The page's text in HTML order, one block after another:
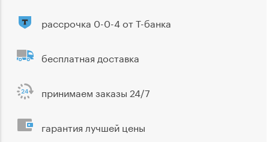
рассрочка 0-0-4 от Т-банка
бесплатная доставка
принимаем заказы 24/7
гарантия лучшей цены